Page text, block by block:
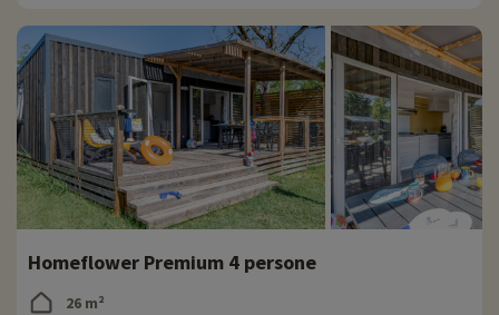
Homeflower Premium 4 persone
26 m²